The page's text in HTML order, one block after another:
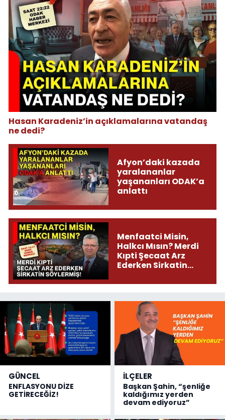
Hasan Karadeniz’in açıklamalarına vatandaş
ne dedi?
Afyon’daki kazada
yaralananlar
yaşananları ODAK’a
anlattı
Menfaatci Misin,
Halkcı Mısın? Merdi
Kıpti Şecaat Arz
Ederken Sirkatin
GÜNCEL
ENFLASYONU DİZE
GETİRECEĞİZ!
İLÇELER
Başkan Şahin, “şenliğe
kaldığımız yerden
devam ediyoruz”